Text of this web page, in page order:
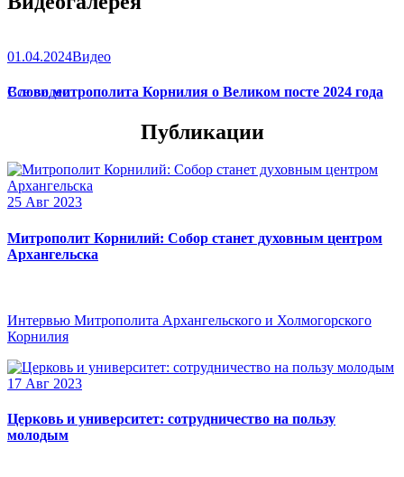
01.04.2024Видео
Слово митрополита Корнилия о Великом посте 2024 года
Все видео
Публикации
25 Авг 2023
Митрополит Корнилий: Собор станет духовным центром
Архангельска
Интервью Митрополита Архангельского и Холмогорского
Корнилия
17 Авг 2023
Церковь и университет: сотрудничество на пользу
молодым